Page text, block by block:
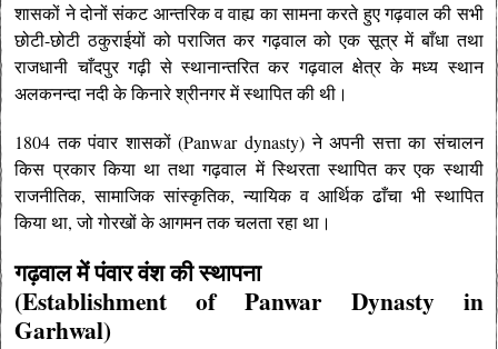
शासकों ने दोनों संकट आन्तरिक व वाह्य का सामना करते हुए गढ़वाल की सभी
छोटी-छोटी ठकुराईयों को पराजित कर गढ़वाल को एक सूत्र में बाँधा तथा
राजधानी चाँदपुर गढ़ी से स्थानान्तरित कर गढ़वाल क्षेत्र के मध्य स्थान
अलकनन्दा नदी के किनारे श्रीनगर में स्थापित की थी।
1804 तक पंवार शासकों (Panwar dynasty) ने अपनी सत्ता का संचालन
किस प्रकार किया था तथा गढ़वाल में स्थिरता स्थापित कर एक स्थायी
राजनीतिक, सामाजिक सांस्कृतिक, न्यायिक व आर्थिक ढाँचा भी स्थापित
किया था, जो गोरखों के आगमन तक चलता रहा था।
गढ़वाल में पंवार वंश की स्थापना
(Establishment of Panwar Dynasty in
Garhwal)